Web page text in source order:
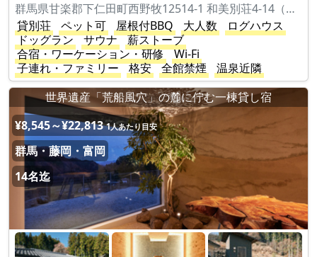
群馬県甘楽郡下仁田町西野牧12514-1 和美別荘4-14（けやき広場）
貸別荘
ペット可 屋根付BBQ 大人数
ログハウス
ドッグラン
サウナ
薪ストーブ
合宿・ワーケーション・研修
Wi-Fi
子連れ・ファミリー
格安 全館禁煙
温泉近隣
世界遺産「荒船風穴」の麓に佇む一棟貸し宿
¥8,545～¥22,813 1人あたり目安
群馬・藤岡・富岡
14名迄